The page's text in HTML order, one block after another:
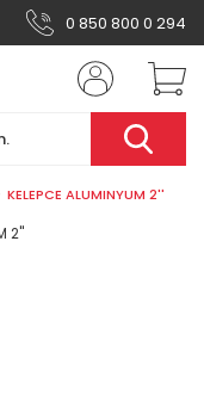
0 850 800 0 294
KELEPCE ALUMINYUM 2''